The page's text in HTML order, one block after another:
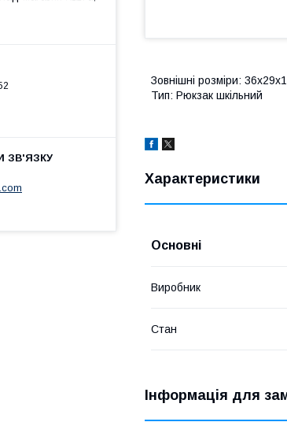
Зовнішні розміри:
Тип: Рюкзак шкільний
Характеристики
Основні
Виробник
Стан
Інформація для